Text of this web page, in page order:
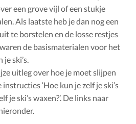
een grove vijl of een stukje
Als laatste heb je dan nog een
te borstelen en de losse restjes
de basismaterialen voor het
ski’s.
uitleg over hoe je moet slijpen
‘Hoe kun je zelf je ski’s
je ski’s waxen?’. De links naar